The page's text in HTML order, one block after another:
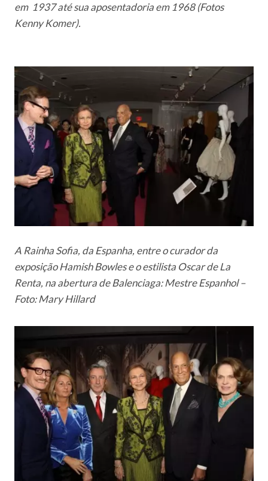
em 1937 até sua aposentadoria em 1968 (Fotos
Kenny Komer).
A Rainha Sofia, da Espanha, entre o curador da
exposição Hamish Bowles e o estilista Oscar de La
Renta, na abertura de Balenciaga: Mestre Espanhol –
Foto: Mary Hillard